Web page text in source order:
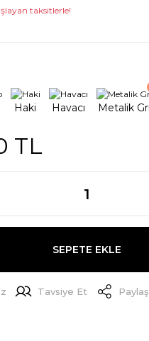
taksitlerle!
TL
SEPETE EKLE
Tavsiye Et Paylaş